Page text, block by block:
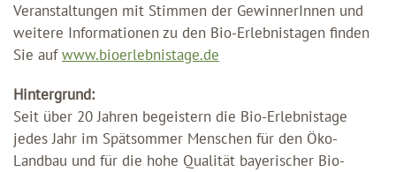
Veranstaltungen mit Stimmen der GewinnerInnen und
weitere Informationen zu den Bio-Erlebnistagen finden
Sie aufwww.bioerlebnistage.de
Hintergrund:
Seit über 20 Jahren begeistern die Bio-Erlebnistage
jedes Jahr im Spätsommer Menschen für den Öko-
Landbau und für die hohe Qualität bayerischer Bio-